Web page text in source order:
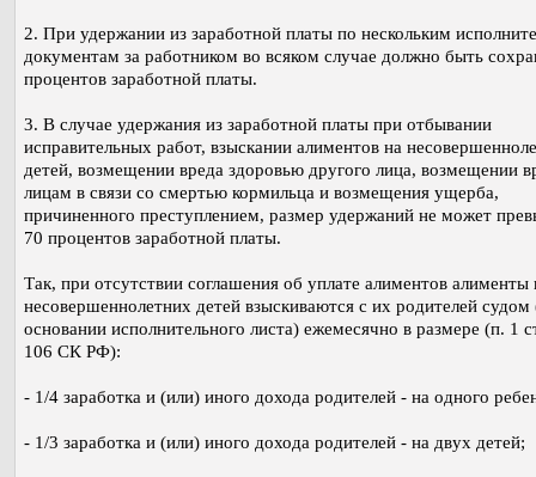
2. При удержании из заработной платы по нескольким
документам за работником во всяком случае должно быть
процентов заработной платы.
3. В случае удержания из заработной платы при отбывании
исправительных работ, взыскании алиментов на
детей, возмещении вреда здоровью другого лица, возмещении
лицам в связи со смертью кормильца и возмещения ущерба,
причиненного преступлением, размер удержаний не может
70 процентов заработной платы.
Так, при отсутствии соглашения об уплате алиментов алименты
несовершеннолетних детей взыскиваются с их родителей судом
основании исполнительного листа) ежемесячно в размере (п. 1
106 СК РФ):
- 1/4 заработка и (или) иного дохода родителей - на одного
- 1/3 заработка и (или) иного дохода родителей - на двух детей;